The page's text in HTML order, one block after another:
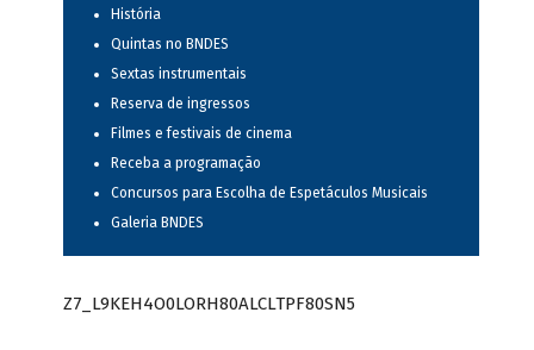
História
Quintas no BNDES
Sextas instrumentais
Reserva de ingressos
Filmes e festivais de cinema
Receba a programação
Concursos para Escolha de Espetáculos Musicais
Galeria BNDES
Z7_L9KEH4O0LORH80ALCLTPF80SN5